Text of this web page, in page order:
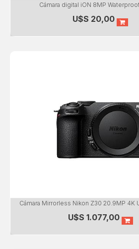
Cámara digital iON 8MP
U$S 20,00
Cámara Mirrorless Nikon Z30 20.9MP 4K
U$S 1.077,00